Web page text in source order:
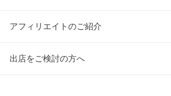
アフィリエイトのご紹介
出店をご検討の方へ